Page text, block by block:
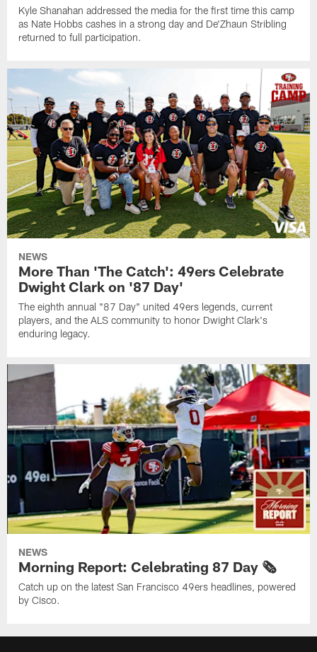
Kyle Shanahan addressed the media for the first time this camp
as Nate Hobbs cashes in a strong day and De'Zhaun Stribling
returned to full participation.
NEWS
More Than 'The Catch': 49ers Celebrate
Dwight Clark on '87 Day'
The eighth annual "87 Day" united 49ers legends, current
players, and the ALS community to honor Dwight Clark's
enduring legacy.
NEWS
Morning Report: Celebrating 87 Day 🗞️
Catch up on the latest San Francisco 49ers headlines, powered
by Cisco.